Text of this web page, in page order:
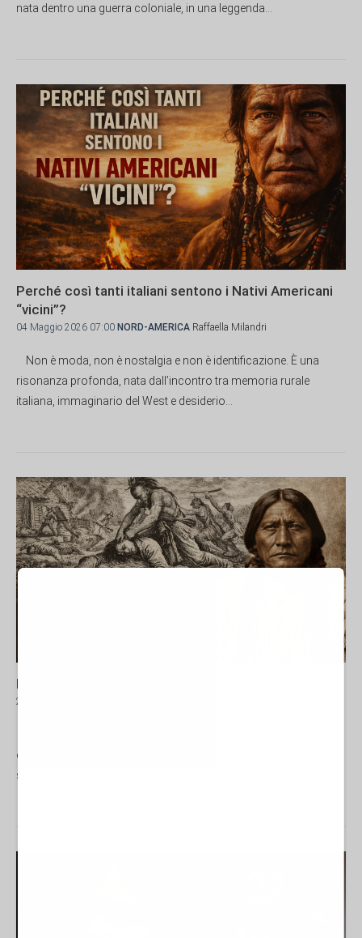
nata dentro una guerra coloniale, in una leggenda...
Perché così tanti italiani sentono i Nativi Americani
“vicini”?
04 Maggio 2026 07:00 NORD-AMERICA Raffaella Milandri
Non è moda, non è nostalgia e non è identificazione. È una
risonanza profonda, nata dall’incontro tra memoria rurale
italiana, immaginario del West e desiderio...
Lo scalpo e l’invenzione del “selvaggio”
21 Marzo 2026 18:00
ogni dibattito sui Nativi Americani, in cui qualcuno tira fuori lo
scalpo per dimostrare la “diversità”...